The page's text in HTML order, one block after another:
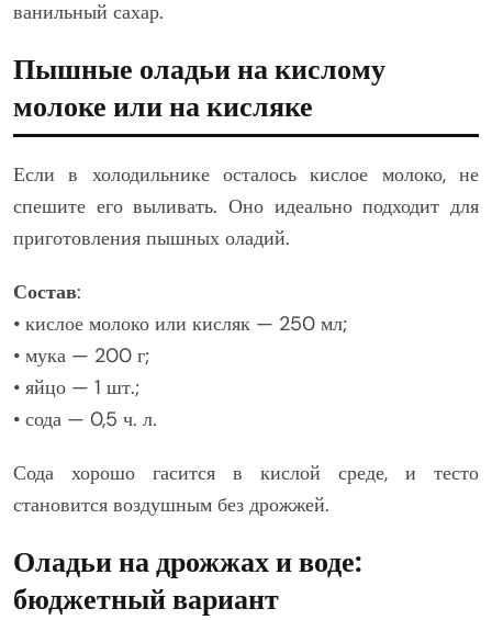
ванильный сахар.
Пышные оладьи на кислому
молоке или на кисляке
Если в холодильнике осталось кислое молоко, не
спешите его выливать. Оно идеально подходит для
приготовления пышных оладий.
Состав:
• кислое молоко или кисляк — 250 мл;
• мука — 200 г;
• яйцо — 1 шт.;
• сода — 0,5 ч. л.
Сода хорошо гасится в кислой среде, и тесто
становится воздушным без дрожжей.
Оладьи на дрожжах и воде:
бюджетный вариант